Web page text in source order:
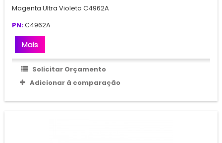
Magenta Ultra Violeta C4962A
PN:C4962A
Mais
Solicitar Orçamento
Adicionar à comparação